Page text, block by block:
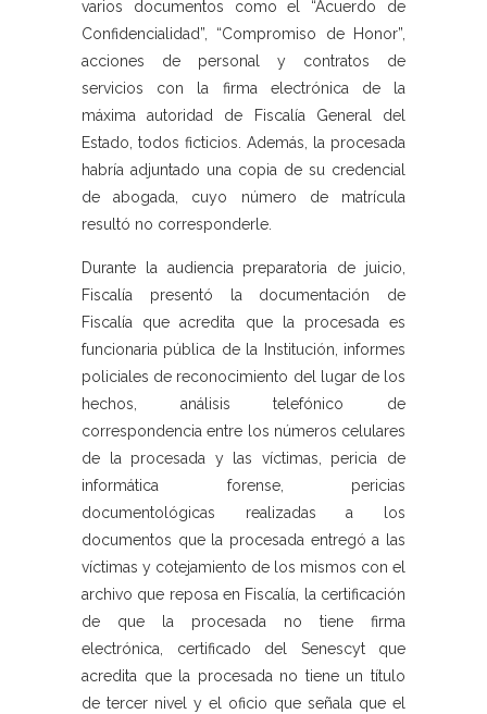
varios documentos como el “Acuerdo de
Confidencialidad”, “Compromiso de Honor”,
acciones de personal y contratos de
servicios con la firma electrónica de la
máxima autoridad de Fiscalía General del
Estado, todos ficticios. Además, la procesada
habría adjuntado una copia de su credencial
de abogada, cuyo número de matrícula
resultó no corresponderle.
Durante la audiencia preparatoria de juicio,
Fiscalía presentó la documentación de
Fiscalía que acredita que la procesada es
funcionaria pública de la Institución, informes
policiales de reconocimiento del lugar de los
hechos, análisis telefónico de
correspondencia entre los números celulares
de la procesada y las víctimas, pericia de
informática forense, pericias
documentológicas realizadas a los
documentos que la procesada entregó a las
víctimas y cotejamiento de los mismos con el
archivo que reposa en Fiscalía, la certificación
de que la procesada no tiene firma
electrónica, certificado del Senescyt que
acredita que la procesada no tiene un título
de tercer nivel y el oficio que señala que el